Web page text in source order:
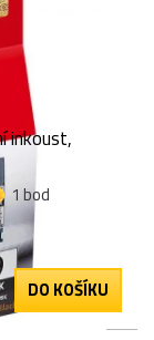
inkoust,
1 bod
DO KOŠÍKU